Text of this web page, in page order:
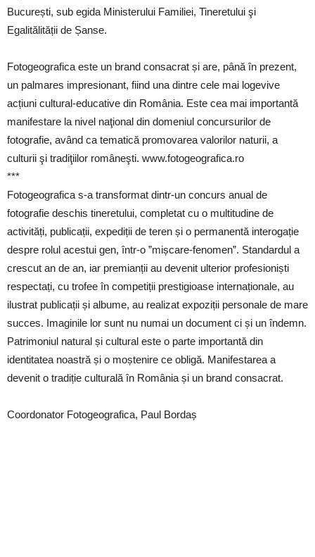
București, sub egida Ministerului Familiei, Tineretului şi
Egalitălității de Șanse.
Fotogeografica este un brand consacrat și are, până în prezent,
un palmares impresionant, fiind una dintre cele mai logevive
acțiuni cultural-educative din România. Este cea mai importantă
manifestare la nivel naţional din domeniul concursurilor de
fotografie, având ca tematică promovarea valorilor naturii, a
culturii şi tradiţiilor româneşti. www.fotogeografica.ro
***
Fotogeografica s-a transformat dintr-un concurs anual de
fotografie deschis tineretului, completat cu o multitudine de
activități, publicații, expediții de teren și o permanentă interogație
despre rolul acestui gen, într-o ”mișcare-fenomen”. Standardul a
crescut an de an, iar premianții au devenit ulterior profesioniști
respectați, cu trofee în competiții prestigioase internaționale, au
ilustrat publicații și albume, au realizat expoziții personale de mare
succes. Imaginile lor sunt nu numai un document ci și un îndemn.
Patrimoniul natural și cultural este o parte importantă din
identitatea noastră și o moștenire ce obligă. Manifestarea a
devenit o tradiție culturală în România și un brand consacrat.
Coordonator Fotogeografica, Paul Bordaș